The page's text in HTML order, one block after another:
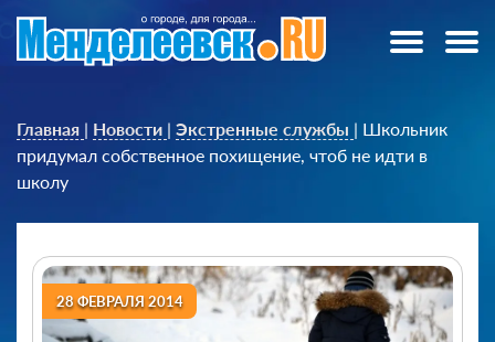
Главная | Новости | Экстренные службы | Школьник
придумал собственное похищение, чтоб не идти в
школу
28 ФЕВРАЛЯ 2014